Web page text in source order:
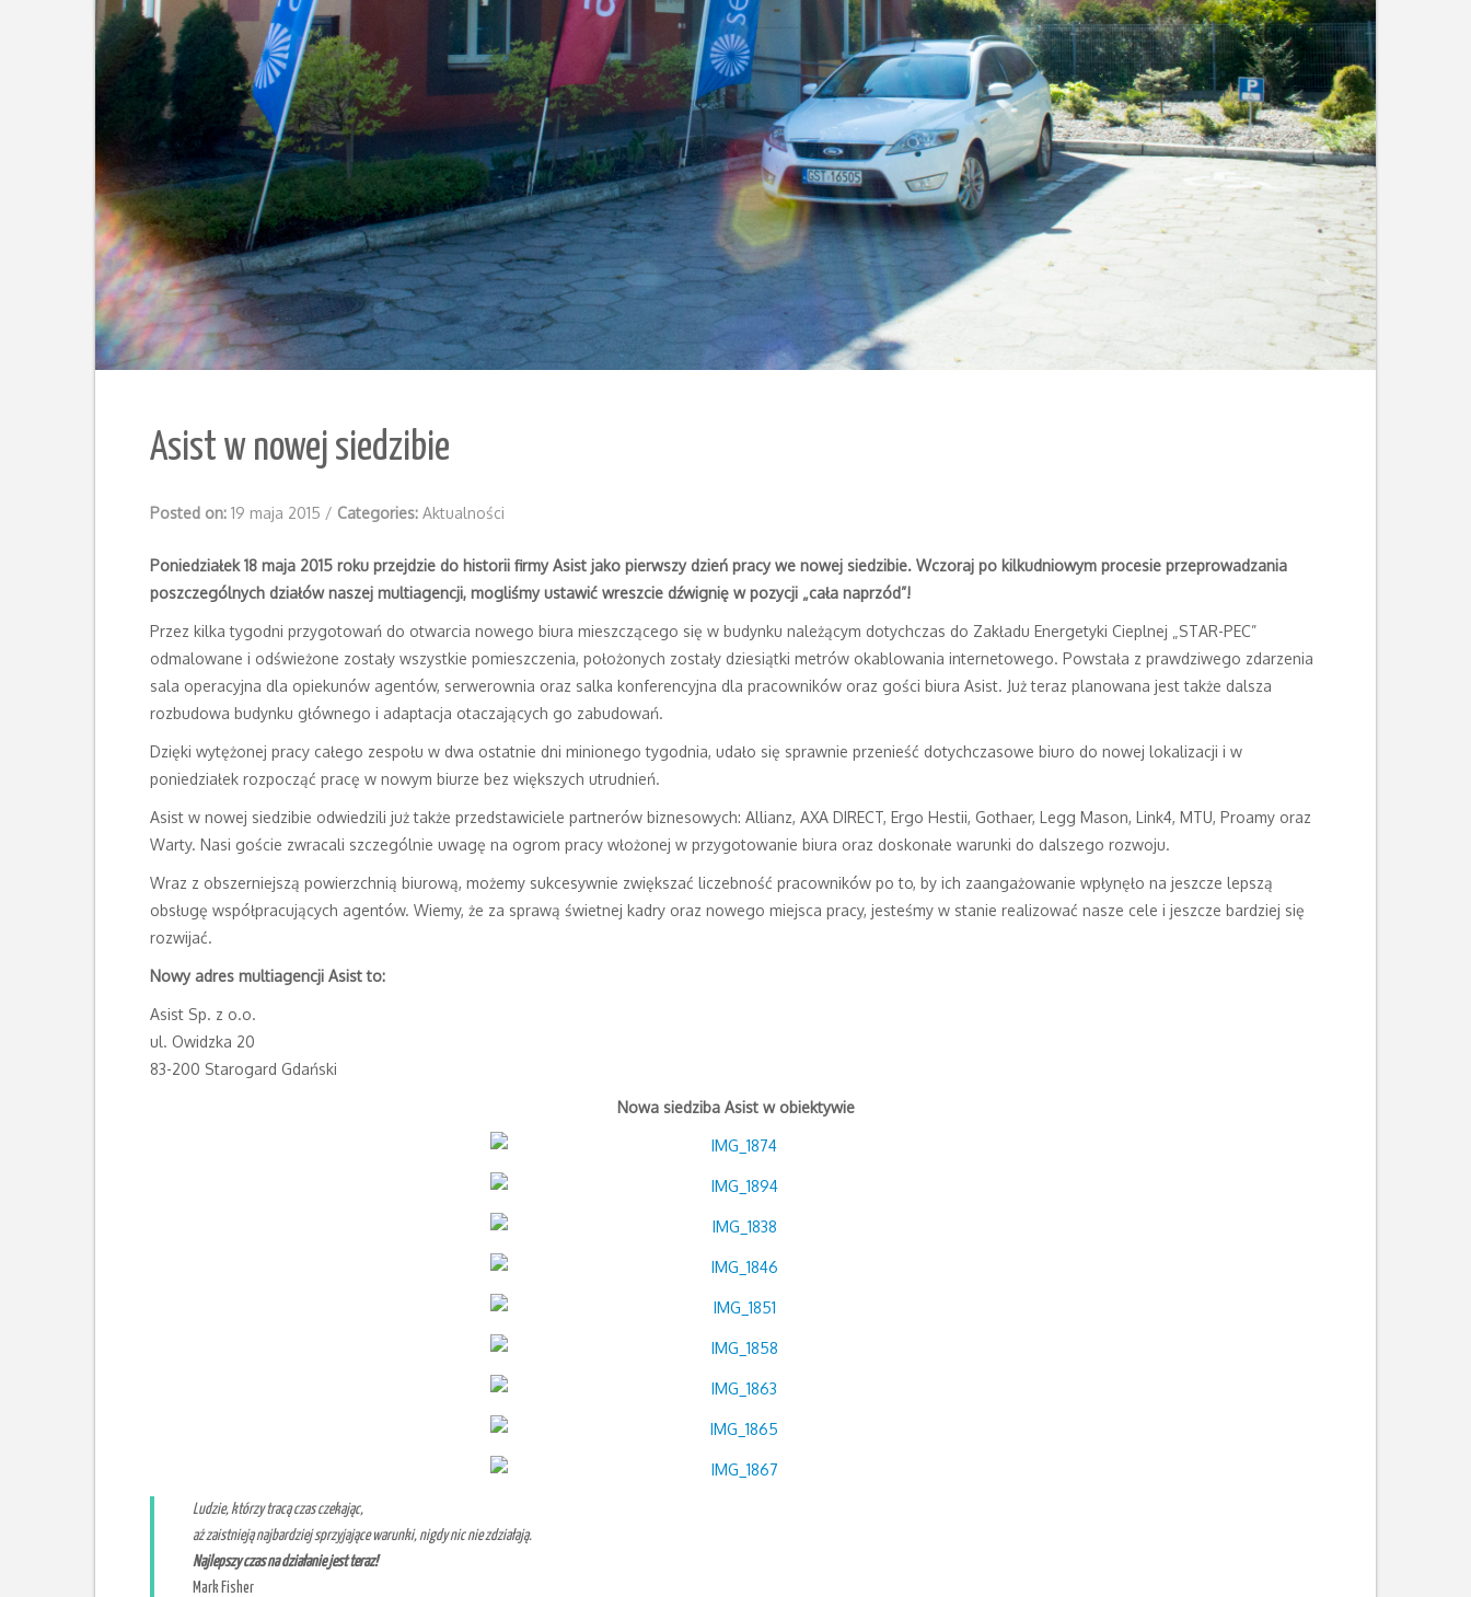
Asist w nowej siedzibie
Posted on: 19 maja 2015 / Categories: Aktualności
Poniedziałek 18 maja 2015 roku przejdzie do historii firmy Asist jako pierwszy dzień pracy we nowej siedzibie. Wczoraj po kilkudniowym procesie przeprowadzania
poszczególnych działów naszej multiagencji, mogliśmy ustawić wreszcie dźwignię w pozycji „cała naprzód”!
Przez kilka tygodni przygotowań do otwarcia nowego biura mieszczącego się w budynku należącym dotychczas do Zakładu Energetyki Cieplnej „STAR-PEC”
odmalowane i odświeżone zostały wszystkie pomieszczenia, położonych zostały dziesiątki metrów okablowania internetowego. Powstała z prawdziwego zdarzenia
sala operacyjna dla opiekunów agentów, serwerownia oraz salka konferencyjna dla pracowników oraz gości biura Asist. Już teraz planowana jest także dalsza
rozbudowa budynku głównego i adaptacja otaczających go zabudowań.
Dzięki wytężonej pracy całego zespołu w dwa ostatnie dni minionego tygodnia, udało się sprawnie przenieść dotychczasowe biuro do nowej lokalizacji i w
poniedziałek rozpocząć pracę w nowym biurze bez większych utrudnień.
Asist w nowej siedzibie odwiedzili już także przedstawiciele partnerów biznesowych: Allianz, AXA DIRECT, Ergo Hestii, Gothaer, Legg Mason, Link4, MTU, Proamy oraz
Warty. Nasi goście zwracali szczególnie uwagę na ogrom pracy włożonej w przygotowanie biura oraz doskonałe warunki do dalszego rozwoju.
Wraz z obszerniejszą powierzchnią biurową, możemy sukcesywnie zwiększać liczebność pracowników po to, by ich zaangażowanie wpłynęło na jeszcze lepszą
obsługę współpracujących agentów. Wiemy, że za sprawą świetnej kadry oraz nowego miejsca pracy, jesteśmy w stanie realizować nasze cele i jeszcze bardziej się
rozwijać.
Nowy adres multiagencji Asist to:
Asist Sp. z o.o.
ul. Owidzka 20
83-200 Starogard Gdański
Nowa siedziba Asist w obiektywie
Ludzie, którzy tracą czasczekając,
ażzaistnieją najbardziej sprzyjające warunki, nigdy nic nie zdziałają.
Najlepszy czas na działanie jest teraz!
Mark Fisher